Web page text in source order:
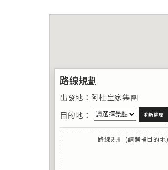
路線規劃
出發地：阿杜皇家集團
目的地：
重新整理
路線規劃 (請選擇目的地)